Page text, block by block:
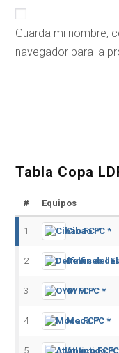
Guarda mi nombre,
navegador para la
Tabla Copa
# Equipos
1 Cibao FC *
2 Delfines del
3 OYM FC *
4 Moca FC *
5 Atlántico